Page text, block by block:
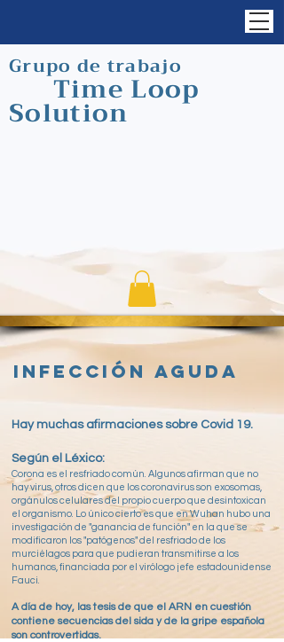
Grupo de trabajo
Time Loop
Solution
Infección aguda
Hay muchas afirmaciones sobre Covid 19.
Según el Léxico:
Corona es el resfriado común. Algunos afirman que no
hay virus, otros dicen que los coronavirus son exosomas,
orgánulos celulares del propio cuerpo que desintoxican
el organismo. Lo único cierto es que en Wuhan hubo una
investigación de "ganancia de función" en la que se
modificaron los "patógenos" del resfriado de los
murciélagos para que pudieran transmitirse a los
humanos, financiada por el virólogo jefe estadounidense
Fauci.
A día de hoy, las tesis de que el ARN en cuestión
contiene secuencias del sida y de la gripe española
son controvertidas.